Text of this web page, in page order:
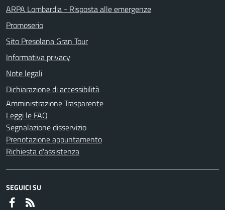
ARPA Lombardia - Risposta alle emergenze
Promoserio
Sito Presolana Gran Tour
Informativa privacy
Note legali
Dichiarazione di accessibilità
Amministrazione Trasparente
Leggi le FAQ
Segnalazione disservizio
Prenotazione appuntamento
Richiesta d'assistenza
SEGUICI SU